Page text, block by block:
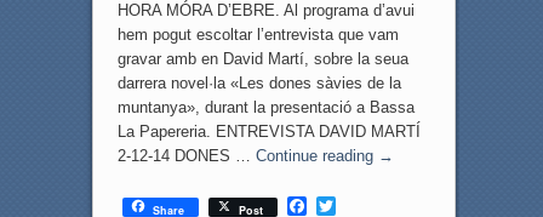
HORA MÓRA D’EBRE. Al programa d’avui
hem pogut escoltar l’entrevista que vam
gravar amb en David Martí, sobre la seua
darrera novel·la «Les dones sàvies de la
muntanya», durant la presentació a Bassa
La Papereria. ENTREVISTA DAVID MARTÍ
2-12-14 DONES … Continue reading →
Share Post
F
T